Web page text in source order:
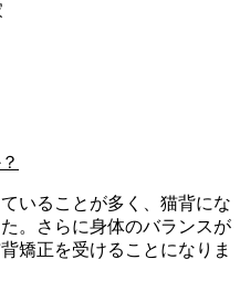
いることが多く、猫背にな
。さらに身体のバランスが
矯正を受けることになりま